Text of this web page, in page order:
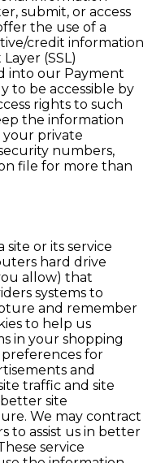
submit, or access
the use of a
credit information
(SSL)
into our Payment
to be accessible by
rights to such
the information
your private
numbers,
file for more than
site or its service
hard drive
allow) that
systems to
and remember
to help us
in your shopping
for
and
traffic and site
site
We may contract
to assist us in better
service